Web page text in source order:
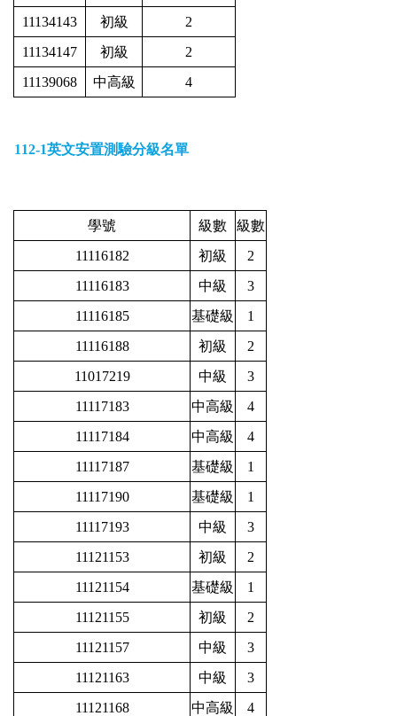
11134143
初級
2
11134147
初級
2
11139068
中高級 4
112-1英文安置測驗分級名單
學號 級數
級數
11116182
初級
2
11116183
中級
3
11116185
基礎級
1
11116188
初級
2
11017219
中級
3
11117183
中高級
4
11117184
中高級
4
11117187
基礎級
1
11117190
基礎級
1
11117193
中級
3
11121153
初級
2
11121154
基礎級
1
11121155
初級
2
11121157
中級
3
11121163
中級
3
11121168
中高級 4